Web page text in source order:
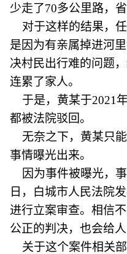
少走了70多公里路，
对于这样的结果，
是因为有亲属掉进河
决村民出行难的问题
连累了家人。
于是，黄某于2021
都被法院驳回。
无奈之下，黄某只
事情曝光出来。
因为事件被曝光，
日，白城市人民法院
进行立案审查。相信
公正的判决，也会给
关于这个案件相关